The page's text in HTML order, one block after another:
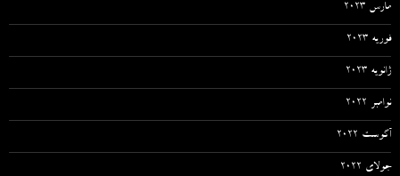
مارس 2023
فوریه 2023
ژانویه 2023
نوامبر 2022
آگوست 2022
جولای 2022